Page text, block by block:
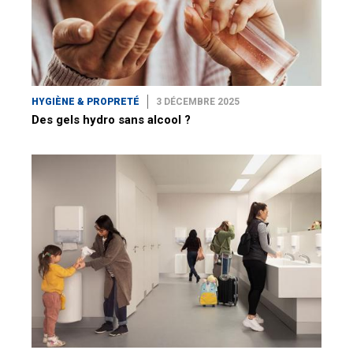
HYGIÈNE & PROPRETÉ 3 DÉCEMBRE 2025
Des gels hydro sans alcool ?